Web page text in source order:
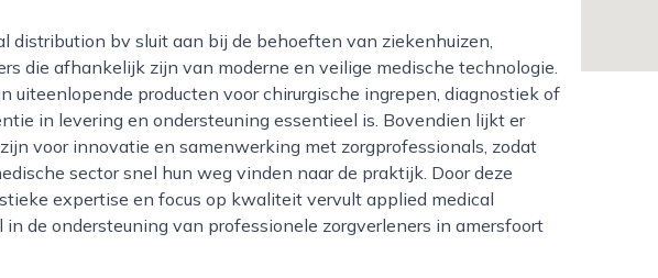
die afhankelijk zijn van moderne en veilige medische technologie.
uiteenlopende producten voor chirurgische ingrepen, diagnostiek of
in levering en ondersteuning essentieel is. Bovendien lijkt er
voor innovatie en samenwerking met zorgprofessionals, zodat
sector snel hun weg vinden naar de praktijk. Door deze
expertise en focus op kwaliteit vervult applied medical
de ondersteuning van professionele zorgverleners in amersfoort